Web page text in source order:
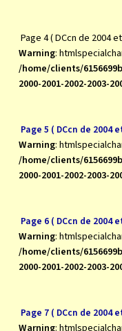
Page 4 ( DCcn de 2004
Warning:
/home/clients/
2000-2001-2002-2003-
Page 5 ( DCcn de 2004
Warning:
/home/clients/
2000-2001-2002-2003-
Page 6 ( DCcn de 2004
Warning:
/home/clients/
2000-2001-2002-2003-
Page 7 ( DCcn de 2004
Warning: